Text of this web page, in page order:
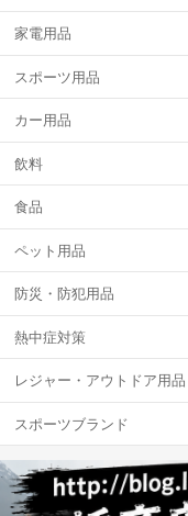
家電用品
スポーツ用品
カー用品
飲料
食品
ペット用品
防災・防犯用品
熱中症対策
レジャー・アウトドア用品
スポーツブランド